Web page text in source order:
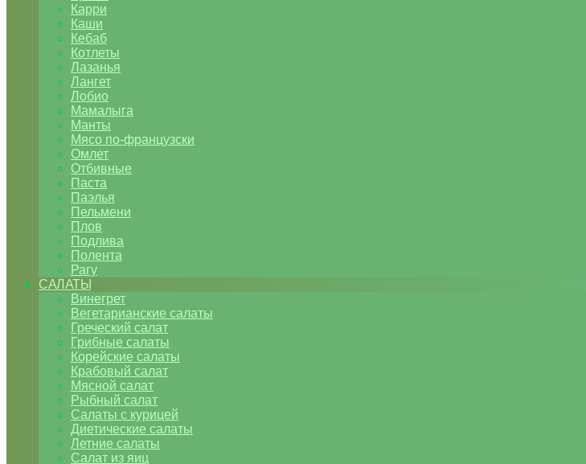
Карри
Каши
Кебаб
Котлеты
Лазанья
Лангет
Лобио
Мамалыга
Манты
Мясо по-французски
Омлет
Отбивные
Паста
Паэлья
Пельмени
Плов
Подлива
Полента
Рагу
САЛАТЫ
Винегрет
Вегетарианские салаты
Греческий салат
Грибные салаты
Корейские салаты
Крабовый салат
Мясной салат
Рыбный салат
Салаты с курицей
Диетические салаты
Летние салаты
Салат из яиц